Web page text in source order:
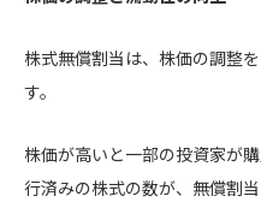
株式無償割当は、株価の調整
す。
株価が高いと一部の投資家が
行済みの株式の数が、無償割